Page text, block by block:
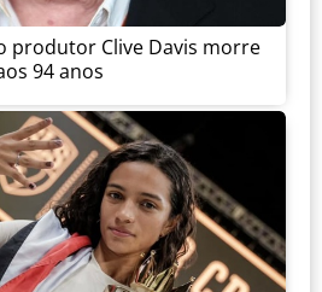
produtor Clive Davis morre
94 anos